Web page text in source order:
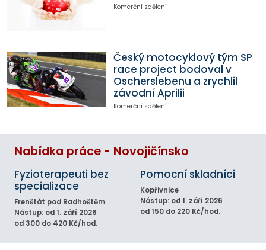
Komerční sdělení
Český motocyklový tým SP
race project bodoval v
Oscherslebenu a zrychlil
závodní Aprilii
Komerční sdělení
Nabídka práce - Novojičínsko
Fyzioterapeuti bez
specializace
Frenštát pod Radhoštěm
Nástup: od 1. září 2026
od 300 do 420 Kč/hod.
Pomocní skladníci
Kopřivnice
Nástup: od 1. září 2026
od 150 do 220 Kč/hod.